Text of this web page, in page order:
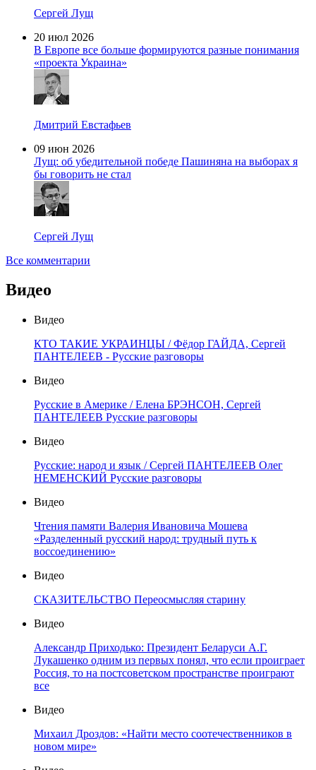
Сергей Лущ
20 июл 2026
В Европе все больше формируются разные понимания
«проекта Украина»
Дмитрий Евстафьев
09 июн 2026
Лущ: об убедительной победе Пашиняна на выборах я
бы говорить не стал
Сергей Лущ
Все комментарии
Видео
Видео
КТО ТАКИЕ УКРАИНЦЫ / Фёдор ГАЙДА, Сергей
ПАНТЕЛЕЕВ - Русские разговоры
Видео
Русские в Америке / Елена БРЭНСОН, Сергей
ПАНТЕЛЕЕВ Русские разговоры
Видео
Русские: народ и язык / Сергей ПАНТЕЛЕЕВ Олег
НЕМЕНСКИЙ Русские разговоры
Видео
Чтения памяти Валерия Ивановича Мошева
«Разделенный русский народ: трудный путь к
воссоединению»
Видео
СКАЗИТЕЛЬСТВО Переосмысляя старину
Видео
Александр Приходько: Президент Беларуси А.Г.
Лукашенко одним из первых понял, что если проиграет
Россия, то на постсоветском пространстве проиграют
все
Видео
Михаил Дроздов: «Найти место соотечественников в
новом мире»